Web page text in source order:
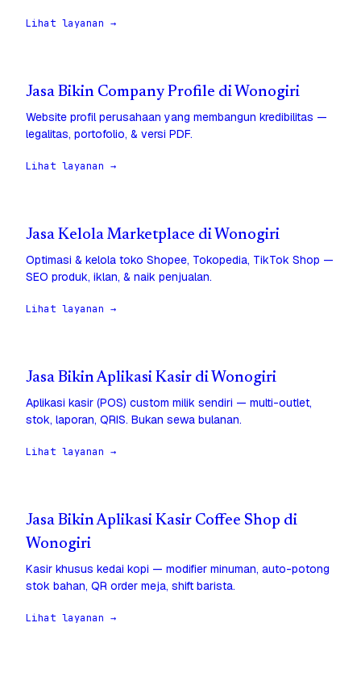
Lihat layanan →
Jasa Bikin Company Profile di Wonogiri
Website profil perusahaan yang membangun kredibilitas —
legalitas, portofolio, & versi PDF.
Lihat layanan →
Jasa Kelola Marketplace di Wonogiri
Optimasi & kelola toko Shopee, Tokopedia, TikTok Shop —
SEO produk, iklan, & naik penjualan.
Lihat layanan →
Jasa Bikin Aplikasi Kasir di Wonogiri
Aplikasi kasir (POS) custom milik sendiri — multi-outlet,
stok, laporan, QRIS. Bukan sewa bulanan.
Lihat layanan →
Jasa Bikin Aplikasi Kasir Coffee Shop di
Wonogiri
Kasir khusus kedai kopi — modifier minuman, auto-potong
stok bahan, QR order meja, shift barista.
Lihat layanan →